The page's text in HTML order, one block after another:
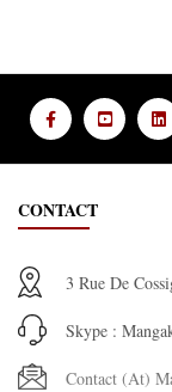
CONTACT
3 Rue De
Skype :
Contact (at)